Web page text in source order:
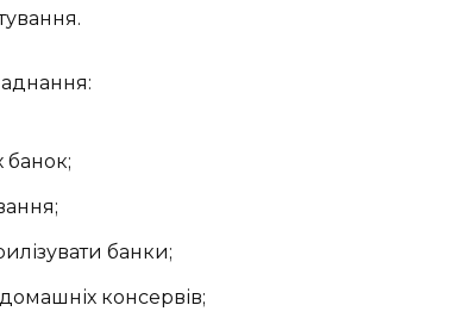
банок;
банки;
консервів;